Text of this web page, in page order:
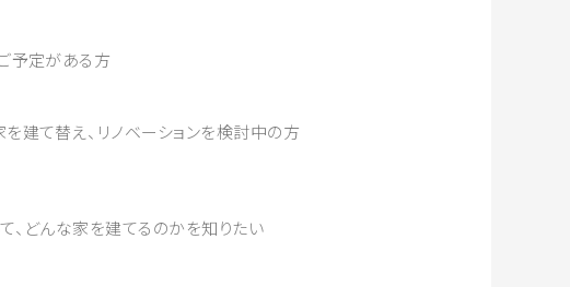
予定がある方
建て替え、リノベーションを検討中の方
、どんな家を建てるのかを知りたい